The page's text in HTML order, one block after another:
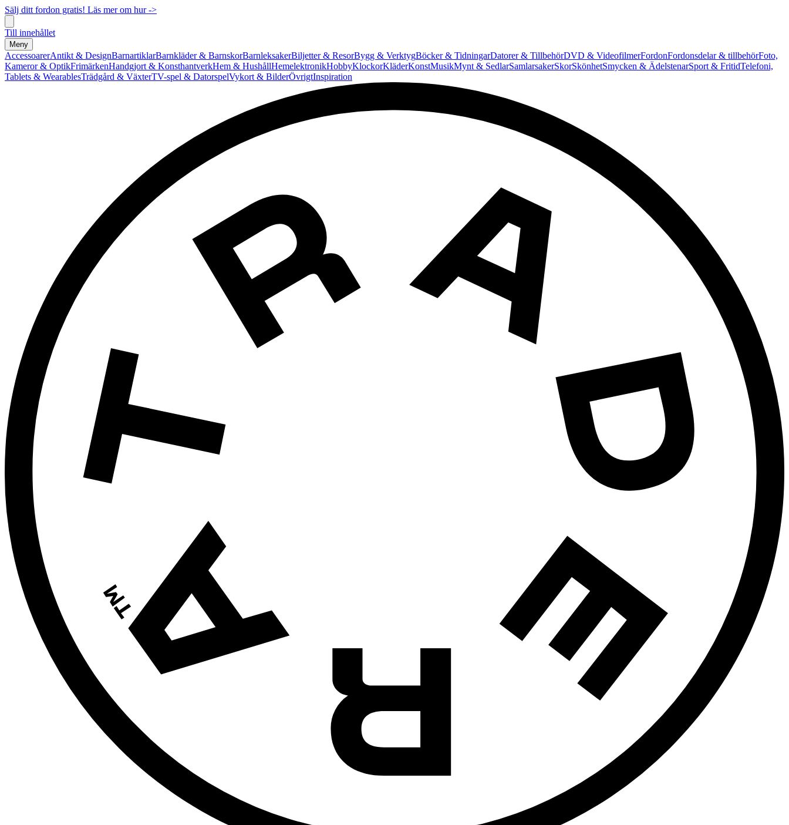
Sälj ditt fordon gratis! Läs mer om hur ->
Till innehållet
Meny
AccessoarerAntikt & DesignBarnartiklarBarnkläder & BarnskorBarnleksakerBiljetter & ResorBygg & VerktygBöcker & TidningarDatorer & TillbehörDVD & VideofilmerFordonFordonsdelar & tillbehörFoto,
Kameror & OptikFrimärkenHandgjort & KonsthantverkHem & HushållHemelektronikHobbyKlockorKläderKonstMusikMynt & SedlarSamlarsakerSkorSkönhetSmycken & ÄdelstenarSport & FritidTelefoni,
Tablets & WearablesTrädgård & VäxterTV-spel & DatorspelVykort & BilderÖvrigtInspiration